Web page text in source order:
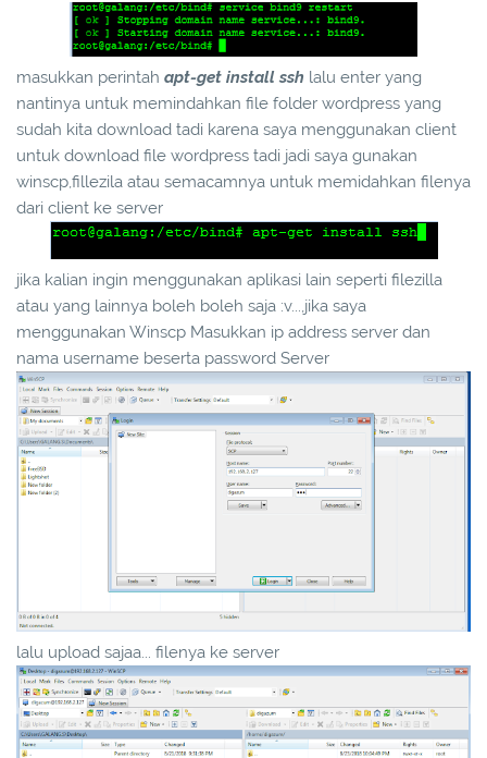
masukkan perintah apt-get install ssh lalu enter yang
nantinya untuk memindahkan file folder wordpress yang
sudah kita download tadi karena saya menggunakan client
untuk download file wordpress tadi jadi saya gunakan
winscp,fillezila atau semacamnya untuk memidahkan filenya
dari client ke server
jika kalian ingin menggunakan aplikasi lain seperti filezilla
atau yang lainnya boleh boleh saja :v...,jika saya
menggunakan Winscp Masukkan ip address server dan
nama username beserta password Server
lalu upload sajaa... filenya ke server